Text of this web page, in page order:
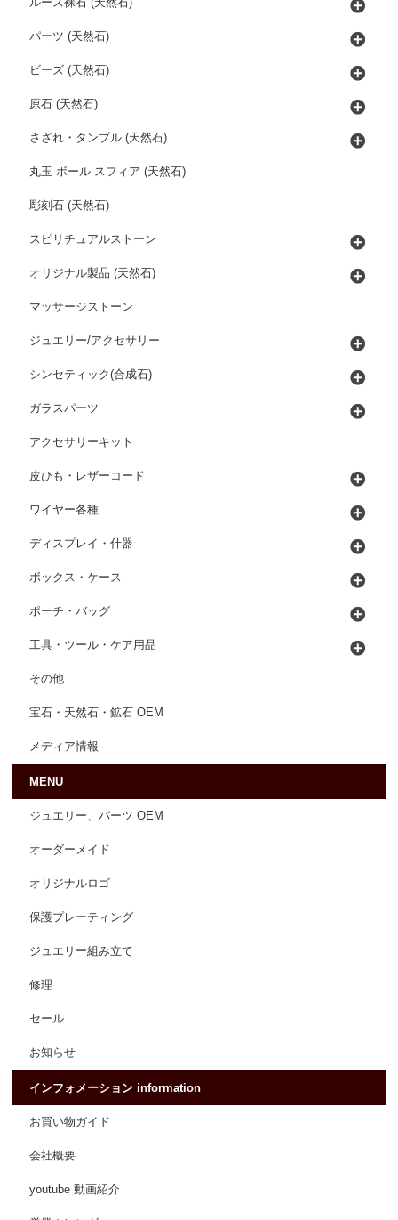
ルース裸石 (天然石)
パーツ (天然石)
ビーズ (天然石)
原石 (天然石)
さざれ・タンブル (天然石)
丸玉 ボール スフィア (天然石)
彫刻石 (天然石)
スピリチュアルストーン
オリジナル製品 (天然石)
マッサージストーン
ジュエリー/アクセサリー
シンセティック(合成石)
ガラスパーツ
アクセサリーキット
皮ひも・レザーコード
ワイヤー各種
ディスプレイ・什器
ボックス・ケース
ポーチ・バッグ
工具・ツール・ケア用品
その他
宝石・天然石・鉱石 OEM
メディア情報
MENU
ジュエリー、パーツ OEM
オーダーメイド
オリジナルロゴ
保護プレーティング
ジュエリー組み立て
修理
セール
お知らせ
インフォメーション information
お買い物ガイド
会社概要
youtube 動画紹介